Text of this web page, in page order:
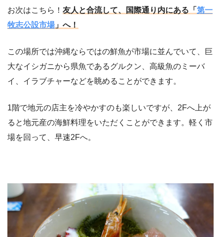
お次はこちら！ 友人と合流して、国際通り内にある「 第一
牧志公設市場」へ！
この場所では沖縄ならではの鮮魚が市場に並んでいて、巨
大なイシガニから県魚であるグルクン、高級魚のミーバ
イ、イラブチャーなどを眺めることができます。
1階で地元の店主を冷やかすのも楽しいですが、2Fへ上が
ると地元産の海鮮料理をいただくことができます。軽く市
場を回って、早速2Fへ。